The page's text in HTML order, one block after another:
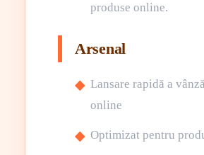
produse online.
Arsenal
Lansare rapidă a
online
Optimizat pentru